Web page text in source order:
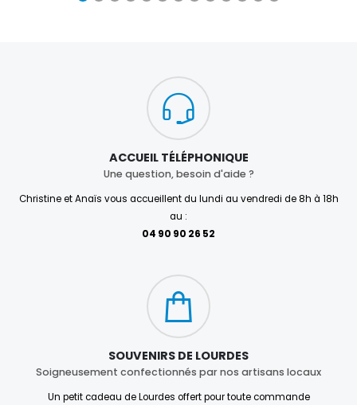
ACCUEIL TÉLÉPHONIQUE
Une question, besoin d'aide ?
Christine et Anaïs vous accueillent du lundi au vendredi de 8h à 18h
au :
04 90 90 26 52
SOUVENIRS DE LOURDES
Soigneusement confectionnés par nos artisans locaux
Un petit cadeau de Lourdes offert pour toute commande